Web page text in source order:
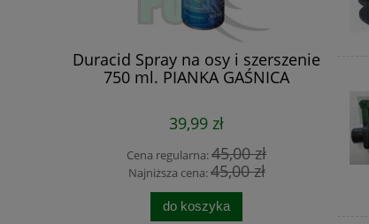
Duracid Spray na osy i szerszenie
750 ml. PIANKA GAŚNICA
39,99 zł
Cena regularna:45,00 zł
Najniższa cena:45,00 zł
do koszyka